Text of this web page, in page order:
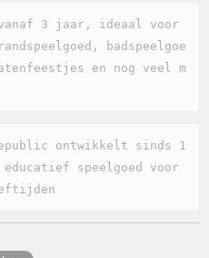
3 jaar, ideaal voor
badspeelgoe
en nog veel m
ontwikkelt sinds 1
speelgoed voor